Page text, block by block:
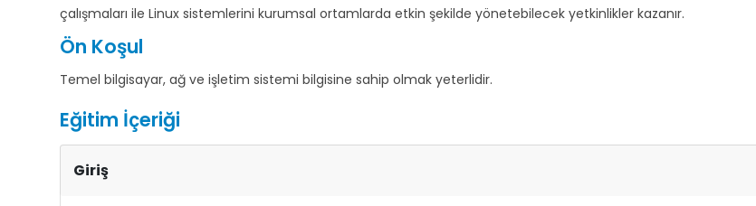
çalışmaları ile Linux sistemlerini kurumsal ortamlarda etkin şekilde yönetebilecek yetkinlikler kazanır.
Ön Koşul
Temel bilgisayar, ağ ve işletim sistemi bilgisine sahip olmak yeterlidir.
Eğitim İçeriği
Giriş